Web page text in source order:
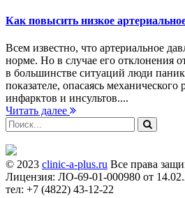
Как повысить низкое
Всем известно, что артериальное
норме. Но в случае его отклонения
в большинстве ситуаций люди
показателе, опасаясь механического
инфарктов и инсультов....
Читать далее
© 2023 clinic-a-plus.ru Все права
Лицензия: ЛО-69-01-000980 от
тел: +7 (4822) 43-12-22